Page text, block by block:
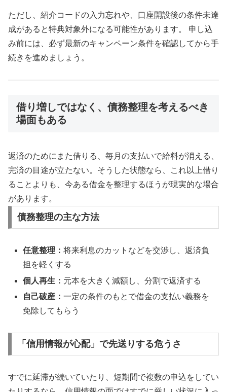
ただし、紹介コードの入力忘れや、口座開設後の条件未達
成があると特典対象外になる可能性があります。 申し込
み前には、必ず最新のキャンペーン条件を確認してから手
続きを進めましょう。
借り増しではなく、債務整理を考えるべき
場面もある
返済のためにまた借りる、毎月の支払いで給料が消える、
完済の目途が立たない。そうした状態なら、これ以上借り
ることよりも、今ある借金を整理するほうが現実的な場合
があります。
債務整理の主な方法
任意整理：将来利息のカットなどを交渉し、返済負
担を軽くする
個人再生： 元本を大きく減額し、分割で返済する
自己破産：一定の条件のもとで借金の支払い義務を
免除してもらう
「信用情報が心配」で先送りする危うさ
すでに延滞が続いていたり、短期間で複数の申込をしてい